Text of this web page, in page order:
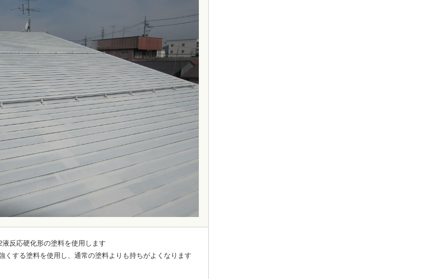
反応硬化形の塗料を使用します
くする塗料を使用し、通常の塗料よりも持ちがよくなります